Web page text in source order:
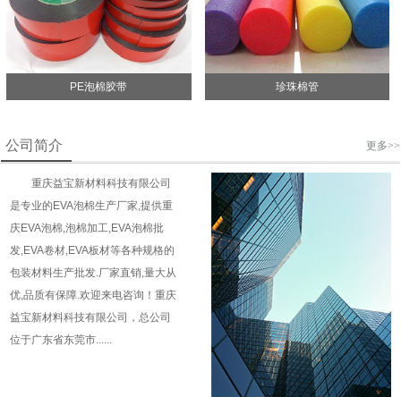
PE泡棉胶带 珍珠棉管
公司简介 更多>>
重庆益宝新材料科技有限公司
是专业的EVA泡棉生产厂家,提供重
庆EVA泡棉,泡棉加工,EVA泡棉批
发,EVA卷材,EVA板材等各种规格的
包装材料生产批发.厂家直销,量大从
优,品质有保障.欢迎来电咨询！重庆
益宝新材料科技有限公司，总公司
位于广东省东莞市......